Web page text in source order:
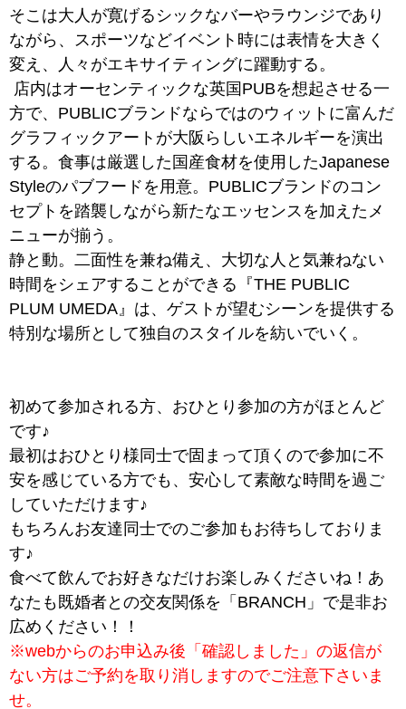
そこは大人が寛げるシックなバーやラウンジであり
ながら、スポーツなどイベント時には表情を大きく
変え、人々がエキサイティングに躍動する。
店内はオーセンティックな英国PUBを想起させる一
方で、PUBLICブランドならではのウィットに富んだ
グラフィックアートが大阪らしいエネルギーを演出
する。食事は厳選した国産食材を使用したJapanese
Styleのパブフードを用意。PUBLICブランドのコン
セプトを踏襲しながら新たなエッセンスを加えたメ
ニューが揃う。
静と動。二面性を兼ね備え、大切な人と気兼ねない
時間をシェアすることができる『THE PUBLIC
PLUM UMEDA』は、ゲストが望むシーンを提供する
特別な場所として独自のスタイルを紡いでいく。
初めて参加される方、おひとり参加の方がほとんど
です♪
最初はおひとり様同士で固まって頂くので参加に不
安を感じている方でも、安心して素敵な時間を過ご
していただけます♪
もちろんお友達同士でのご参加もお待ちしておりま
す♪
食べて飲んでお好きなだけお楽しみくださいね！あ
なたも既婚者との交友関係を「BRANCH」で是非お
広めください！！
※webからのお申込み後「確認しました」の返信が
ない方はご予約を取り消しますのでご注意下さいま
せ。